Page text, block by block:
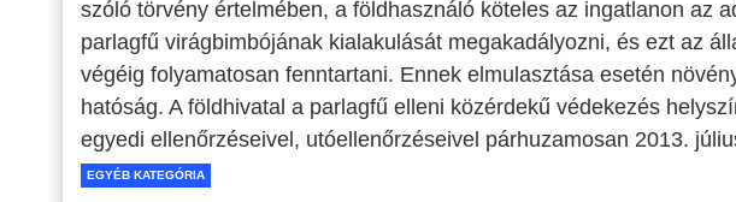
szóló törvény értelmében, a földhasználó köteles az ingatlanon az
parlagfű virágbimbójának kialakulását megakadályozni, és ezt az
végéig folyamatosan fenntartani. Ennek elmulasztása esetén
hatóság. A földhivatal a parlagfű elleni közérdekű védekezés
egyedi ellenőrzéseivel, utóellenőrzéseivel párhuzamosan 2013.
EGYÉB KATEGÓRIA